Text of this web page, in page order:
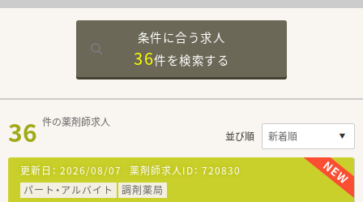
条件に合う求人
36件を検索する
36 件の薬剤師求人
並び順
更新日： 2026/08/07 薬剤師求人ID： 720830
パート・アルバイト
調剤薬局